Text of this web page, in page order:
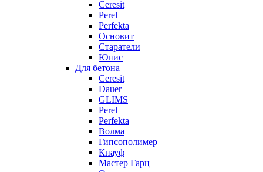
Ceresit
Perel
Perfekta
Основит
Старатели
Юнис
Для бетона
Ceresit
Dauer
GLIMS
Perel
Perfekta
Волма
Гипсополимер
Кнауф
Мастер Гарц